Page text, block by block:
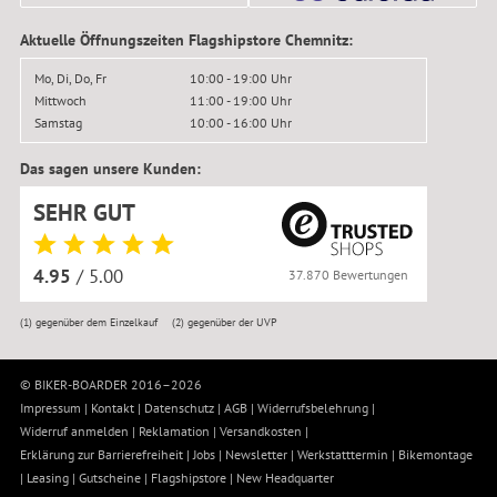
Aktuelle Öffnungszeiten Flagshipstore Chemnitz:
Mo, Di, Do, Fr
10:00 - 19:00 Uhr
Mittwoch
11:00 - 19:00 Uhr
Samstag
10:00 - 16:00 Uhr
Das sagen unsere Kunden:
SEHR GUT
4.95 / 5.00 37.870 Bewertungen
(1)gegenüber dem Einzelkauf (2) gegenüber der UVP
© BIKER-BOARDER 2016–2026
Impressum | Kontakt | Datenschutz | AGB | Widerrufsbelehrung |
Widerruf anmelden | Reklamation | Versandkosten |
Erklärung zur Barrierefreiheit | Jobs | Newsletter | Werkstatttermin | Bikemontage
| Leasing | Gutscheine | Flagshipstore | New Headquarter